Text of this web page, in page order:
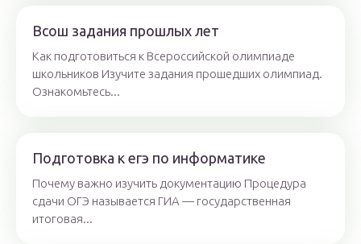
Всош задания прошлых лет
Как подготовиться к Всероссийской олимпиаде
школьников Изучите задания прошедших олимпиад.
Ознакомьтесь...
Подготовка к егэ по информатике
Почему важно изучить документацию Процедура
сдачи ОГЭ называется ГИА — государственная
итоговая...